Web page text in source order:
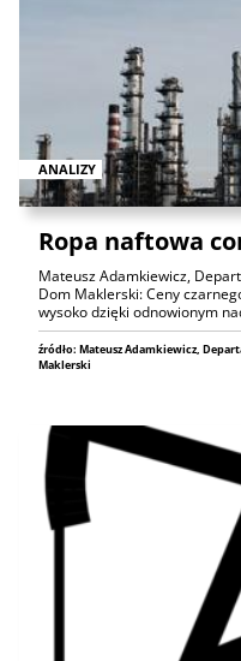
ANALIZY
Ropa naftowa
Mateusz Adamkiewicz,
Dom Maklerski: Ceny
wysoko dzięki odnowionym
źródło: Mateusz Adamkiewicz,
Maklerski